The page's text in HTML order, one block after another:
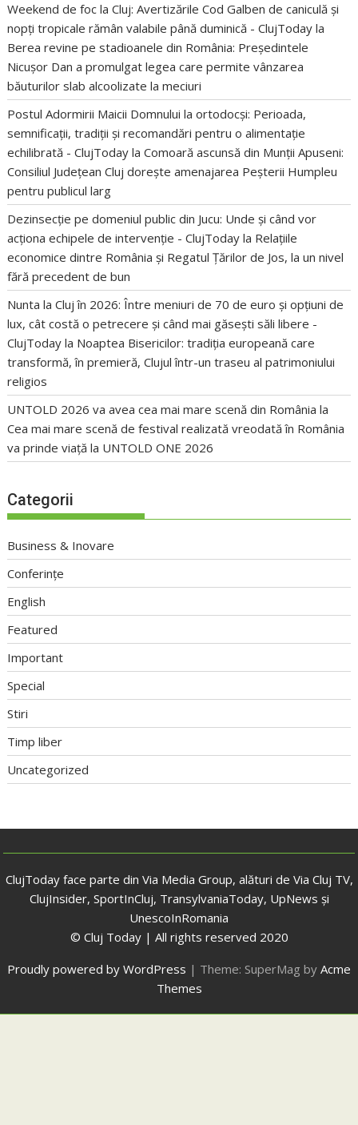
Weekend de foc la Cluj: Avertizările Cod Galben de caniculă și
nopți tropicale rămân valabile până duminică - ClujToday la
Berea revine pe stadioanele din România: Președintele
Nicușor Dan a promulgat legea care permite vânzarea
băuturilor slab alcoolizate la meciuri
Postul Adormirii Maicii Domnului la ortodocși: Perioada,
semnificații, tradiții și recomandări pentru o alimentație
echilibrată - ClujToday laComoară ascunsă din Munții Apuseni:
Consiliul Județean Cluj dorește amenajarea Peșterii Humpleu
pentru publicul larg
Dezinsecție pe domeniul public din Jucu: Unde și când vor
acționa echipele de intervenție - ClujToday la Relațiile
economice dintre România și Regatul Țărilor de Jos, la un nivel
fără precedent de bun
Nunta la Cluj în 2026: Între meniuri de 70 de euro și opțiuni de
lux, cât costă o petrecere și când mai găsești săli libere -
ClujToday la Noaptea Bisericilor: tradiția europeană care
transformă, în premieră, Clujul într-un traseu al patrimoniului
religios
UNTOLD 2026 va avea cea mai mare scenă din România la
Cea mai mare scenă de festival realizată vreodată în România
va prinde viață la UNTOLD ONE 2026
Categorii
Business & Inovare
Conferințe
English
Featured
Important
Special
Stiri
Timp liber
Uncategorized
ClujToday face parte din Via Media Group, alături de Via Cluj TV,
ClujInsider, SportInCluj, TransylvaniaToday, UpNews și
UnescoInRomania
© Cluj Today | All rights reserved 2020
Proudly powered by WordPress | Theme: SuperMag by Acme
Themes